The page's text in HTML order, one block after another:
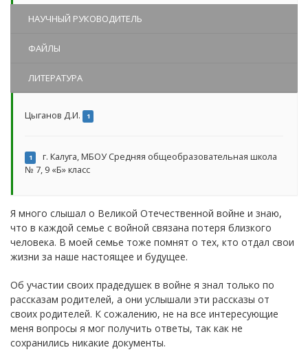
НАУЧНЫЙ РУКОВОДИТЕЛЬ
ФАЙЛЫ
ЛИТЕРАТУРА
Цыганов Д.И. 1
1
г. Калуга, МБОУ Средняя общеобразовательная школа
№ 7, 9 «Б» класс
Я много слышал о Великой Отечественной войне и знаю,
что в каждой семье с войной связана потеря близкого
человека. В моей семье тоже помнят о тех, кто отдал свои
жизни за наше настоящее и будущее.
Об участии своих прадедушек в войне я знал только по
рассказам родителей, а они услышали эти рассказы от
своих родителей. К сожалению, не на все интересующие
меня вопросы я мог получить ответы, так как не
сохранились никакие документы.